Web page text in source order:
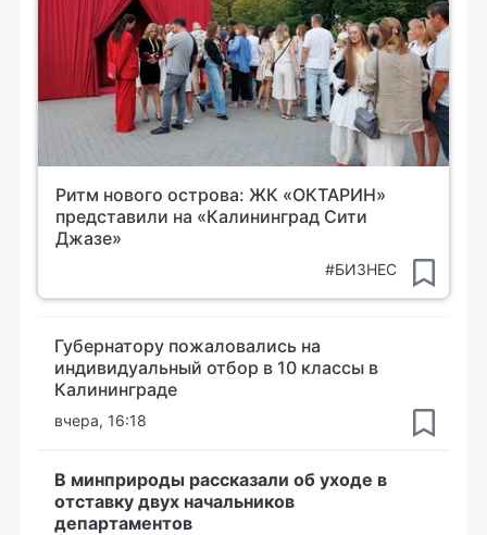
Ритм нового острова: ЖК «ОКТАРИН»
представили на «Калининград Сити
Джазе»
#БИЗНЕС
Губернатору пожаловались на
индивидуальный отбор в 10 классы в
Калининграде
вчера, 16:18
В минприроды рассказали об уходе в
отставку двух начальников
департаментов